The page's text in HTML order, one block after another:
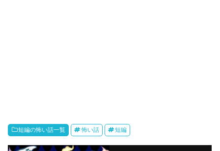
短編の怖い話一覧 怖い話 短編